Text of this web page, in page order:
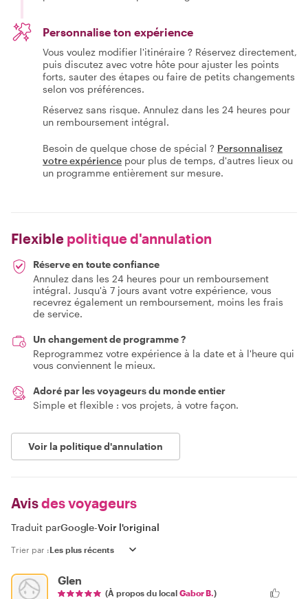
Personnalise ton expérience
Vous voulez modifier l'itinéraire ? Réservez directement,
puis discutez avec votre hôte pour ajuster les points
forts, sauter des étapes ou faire de petits changements
selon vos préférences.
Réservez sans risque. Annulez dans les 24 heures pour
un remboursement intégral.
Besoin de quelque chose de spécial ? Personnalisez
votre expérience pour plus de temps, d'autres lieux ou
un programme entièrement sur mesure.
Flexible politique d'annulation
Réserve en toute confiance
Annulez dans les 24 heures pour un remboursement
intégral. Jusqu'à 7 jours avant votre expérience, vous
recevrez également un remboursement, moins les frais
de service.
Un changement de programme ?
Reprogrammez votre expérience à la date et à l'heure qui
vous conviennent le mieux.
Adoré par les voyageurs du monde entier
Simple et flexible : vos projets, à votre façon.
Voir la politique d'annulation
Avisdes voyageurs
Traduit parGoogle-Voir l'original
Trier par :
Glen
(À propos du local Gabor B. )